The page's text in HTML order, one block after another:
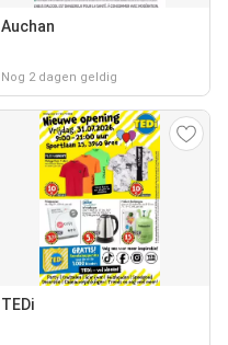
Auchan
Nog 2 dagen geldig
TEDi